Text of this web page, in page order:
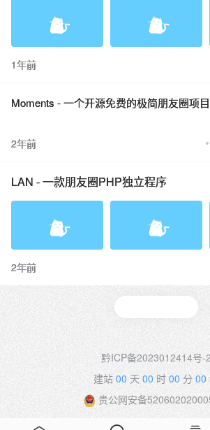
1年前
Moments - 一个开源免费的极简朋友圈项目
2年前
LAN - 一款朋友圈PHP独立程序
2年前
黔ICP备2023012414号-2
建站 00 天 00时 00 分 00
贵公网安备